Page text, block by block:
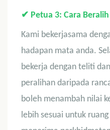
✔ Petua 3: Cara
Kami bekerjasama
hadapan mata anda.
bekerja dengan teliti
peralihan daripada
boleh menambah nilai
lebih sesuai untuk